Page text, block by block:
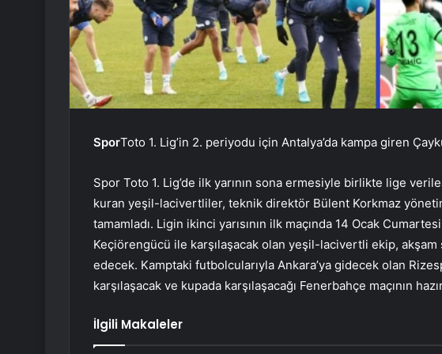
SporToto 1. Lig’in 2. periyodu için Antalya’da kampa giren
Spor Toto 1. Lig’de ilk yarının sona ermesiyle birlikte lige
kuran yeşil-lacivertliler, teknik direktör Bülent Korkmaz
tamamladı. Ligin ikinci yarısının ilk maçında 14 Ocak
Keçiörengücü ile karşılaşacak olan yeşil-lacivertli ekip, akşam
edecek. Kamptaki futbolcularıyla Ankara’ya gidecek olan
karşılaşacak ve kupada karşılaşacağı Fenerbahçe maçının
İlgili Makaleler